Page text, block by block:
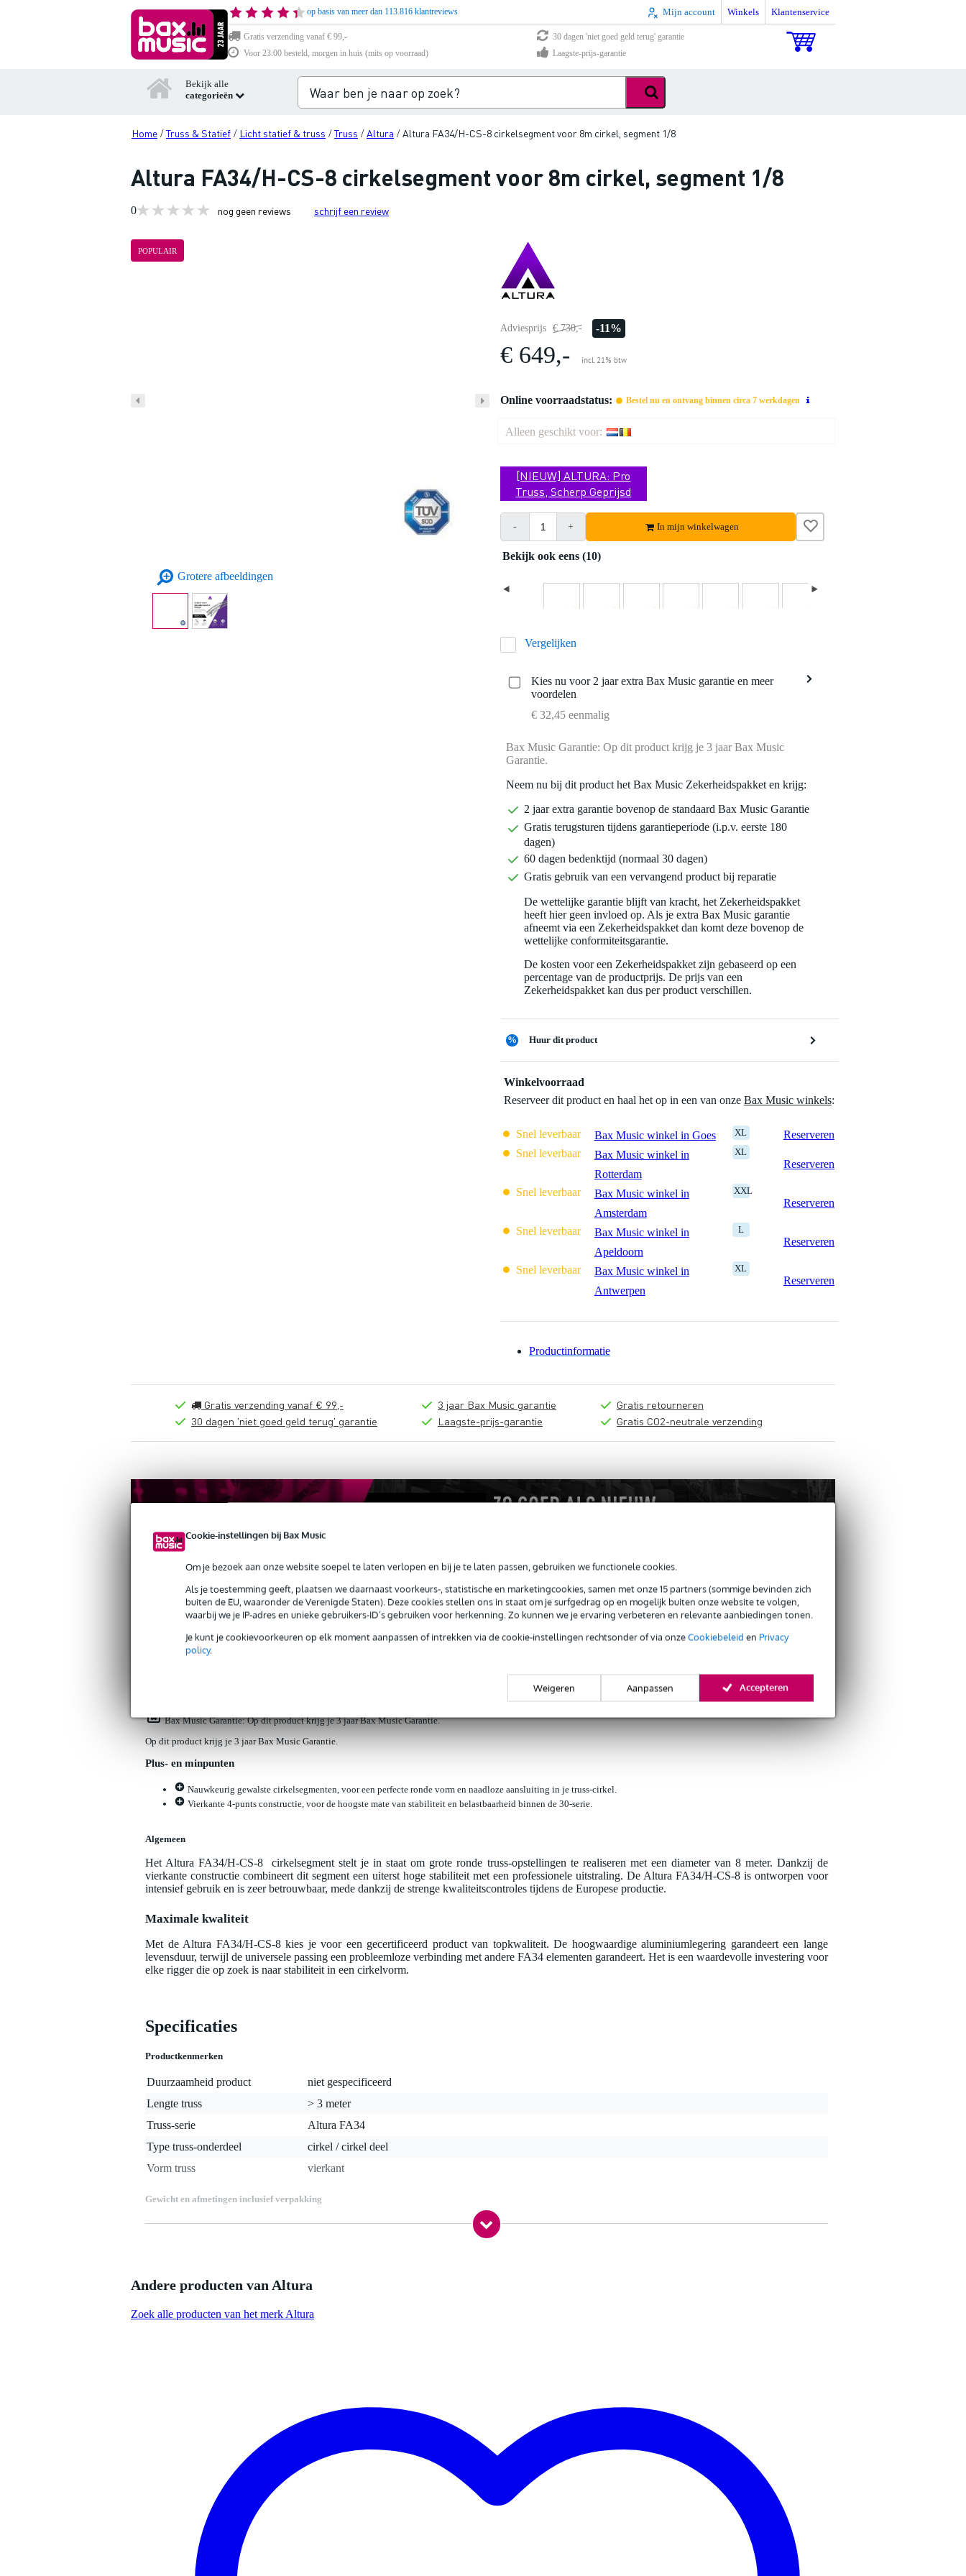
Cookie-instellingen bij Bax Music
Om je bezoek aan onze website soepel te laten verlopen en bij je te laten passen, gebruiken we functionele cookies.
Als je toestemming geeft, plaatsen we daarnaast voorkeurs-, statistische en marketingcookies, samen met onze 15 partners (sommige bevinden zich
buiten de EU, waaronder de Verenigde Staten). Deze cookies stellen ons in staat om je surfgedrag op en mogelijk buiten onze website te volgen,
waarbij we je IP-adres en unieke gebruikers-ID’s gebruiken voor herkenning. Zo kunnen we je ervaring verbeteren en relevante aanbiedingen tonen.
Je kunt je cookievoorkeuren op elk moment aanpassen of intrekken via de cookie-instellingen rechtsonder of via onzeCookiebeleid en Privacy
policy.
Weigeren Aanpassen Accepteren
op basis van meer dan 113.816 klantreviews Mijn account Winkels Klantenservice
Gratis verzending vanaf € 99,-
30 dagen 'niet goed geld terug' garantie
Voor 23:00 besteld, morgen in huis (mits op voorraad)
Laagste-prijs-garantie
Bekijk alle
categorieën
Home /Truss & Statief / Licht statief & truss /Truss /Altura /Altura FA34/H-CS-8 cirkelsegment voor 8m cirkel, segment 1/8
Altura FA34/H-CS-8 cirkelsegment voor 8m cirkel, segment 1/8
0 nog geen reviews schrijf een review
POPULAIR
Grotere afbeeldingen
Adviesprijs € 730,- -11%
€ 649,- incl. 21% btw
Online voorraadstatus: Bestel nu en ontvang binnen circa 7 werkdagen
Alleen geschikt voor:
[NIEUW] ALTURA: Pro
Truss, Scherp Geprijsd
- + In mijn winkelwagen
Bekijk ook eens (10)
Vergelijken
Kies nu voor 2 jaar extra Bax Music garantie en meer
voordelen
€ 32,45 eenmalig
Bax Music Garantie: Op dit product krijg je 3 jaar Bax Music
Garantie.
Neem nu bij dit product het Bax Music Zekerheidspakket en krijg:
2 jaar extra garantie bovenop de standaard Bax Music Garantie
Gratis terugsturen tijdens garantieperiode (i.p.v. eerste 180
dagen)
60 dagen bedenktijd (normaal 30 dagen)
Gratis gebruik van een vervangend product bij reparatie
De wettelijke garantie blijft van kracht, het Zekerheidspakket
heeft hier geen invloed op. Als je extra Bax Music garantie
afneemt via een Zekerheidspakket dan komt deze bovenop de
wettelijke conformiteitsgarantie.
De kosten voor een Zekerheidspakket zijn gebaseerd op een
percentage van de productprijs. De prijs van een
Zekerheidspakket kan dus per product verschillen.
% Huur dit product
Winkelvoorraad
Reserveer dit product en haal het op in een van onze Bax Music winkels:
Snel leverbaar Bax Music winkel in Goes XL
Reserveren
Snel leverbaar
Bax Music winkel in
Rotterdam
XL
Reserveren
Snel leverbaar
Bax Music winkel in
Amsterdam
XXL
Reserveren
Snel leverbaar
Bax Music winkel in
Apeldoorn
L
Reserveren
Snel leverbaar
Bax Music winkel in
Antwerpen
XL
Reserveren
Productinformatie
Gratis verzending vanaf € 99,-
30 dagen 'niet goed geld terug' garantie
3 jaar Bax Music garantie
Laagste-prijs-garantie
Gratis retourneren
Gratis CO2-neutrale verzending
Productinformatie Downloads (2)
Altura FA34/H-CS-8 cirkelsegment voor 8m cirkel, segment 1/8
Bax Music Garantie: Op dit product krijg je 3 jaar Bax Music Garantie.
Op dit product krijg je 3 jaar Bax Music Garantie.
Plus- en minpunten
Nauwkeurig gewalste cirkelsegmenten, voor een perfecte ronde vorm en naadloze aansluiting in je truss-cirkel.
Vierkante 4-punts constructie, voor de hoogste mate van stabiliteit en belastbaarheid binnen de 30-serie.
Algemeen
Het Altura FA34/H-CS-8 cirkelsegment stelt je in staat om grote ronde truss-opstellingen te realiseren met een diameter van 8 meter. Dankzij de
vierkante constructie combineert dit segment een uiterst hoge stabiliteit met een professionele uitstraling. De Altura FA34/H-CS-8 is ontworpen voor
intensief gebruik en is zeer betrouwbaar, mede dankzij de strenge kwaliteitscontroles tijdens de Europese productie.
Maximale kwaliteit
Met de Altura FA34/H-CS-8 kies je voor een gecertificeerd product van topkwaliteit. De hoogwaardige aluminiumlegering garandeert een lange
levensduur, terwijl de universele passing een probleemloze verbinding met andere FA34 elementen garandeert. Het is een waardevolle investering voor
elke rigger die op zoek is naar stabiliteit in een cirkelvorm.
Specificaties
Productkenmerken
Duurzaamheid product
niet gespecificeerd
Lengte truss
> 3 meter
Truss-serie
Altura FA34
Type truss-onderdeel
cirkel / cirkel deel
Vorm truss
vierkant
Gewicht en afmetingen inclusief verpakking
Gewicht(incl. verpakking)
24,0 kg
gefabriceerd door een fabrikant met meer dan 20 jaar ervaring
Andere producten van Altura
Zoek alle producten van het merk Altura